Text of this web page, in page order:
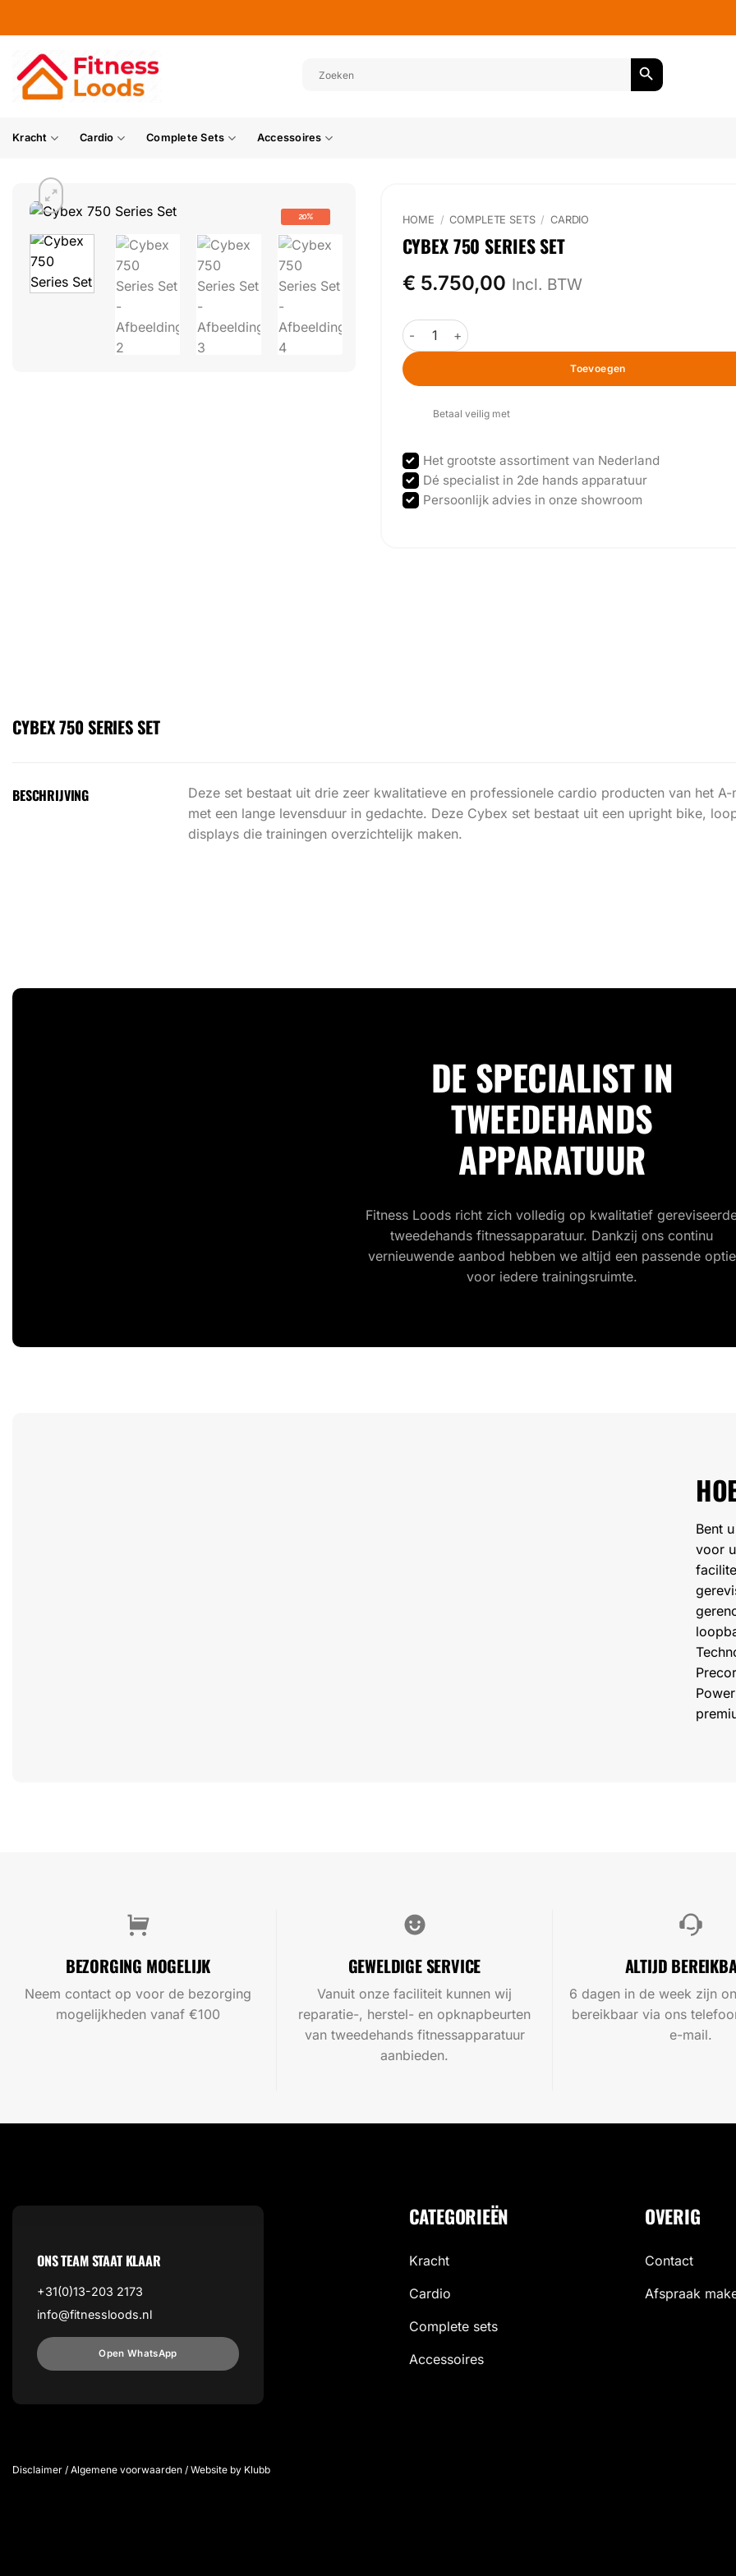
inhoud
Kracht Cardio Complete Sets Accessoires
20% HOME / COMPLETE SETS / CARDIO
CYBEX 750 SERIES SET
€ 5.750,00 Incl. BTW
Cybex 750 Series Set aantal
Toevoegen
Betaal veilig met
Het grootste assortiment van Nederland
Dé specialist in 2de hands apparatuur
Persoonlijk advies in onze showroom
CYBEX 750 SERIES SET
BESCHRIJVING
Deze set bestaat uit drie zeer kwalitatieve en professionele cardio producten van het
met een lange levensduur in gedachte. Deze Cybex set bestaat uit een upright bike,
displays die trainingen overzichtelijk maken.
DE SPECIALIST IN
TWEEDEHANDS
APPARATUUR
Fitness Loods richt zich volledig op kwalitatief
tweedehands fitnessapparatuur. Dankzij ons continu
vernieuwende aanbod hebben we altijd een passende optie
voor iedere trainingsruimte.
Bent
voor
BEZORGING MOGELIJK
Neem contact op voor de bezorging
mogelijkheden vanaf €100
GEWELDIGE SERVICE
Vanuit onze faciliteit kunnen wij
reparatie-, herstel- en opknapbeurten
van tweedehands fitnessapparatuur
aanbieden.
ALTIJD
6 dagen in de week zijn
bereikbaar via ons
e-mail.
ONS TEAM STAAT KLAAR
+31(0)13-203 2173
info@fitnessloods.nl
Open WhatsApp
CATEGORIEËN
Kracht
Cardio
Complete sets
Accessoires
OVERIG
Contact
Afspraak
Disclaimer / Algemene voorwaarden / Website by Klubb